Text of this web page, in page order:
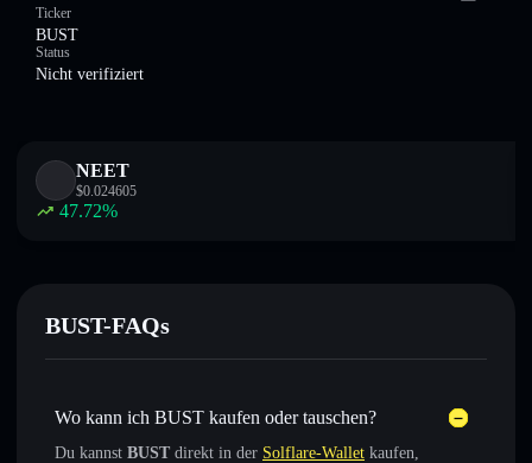
Ticker
BUST
Status
Nicht verifiziert
NEET
$0.024605
47.72%
BUST-FAQs
Wo kann ich BUST kaufen oder tauschen?
Du kannst BUST direkt in der Solflare-Wallet kaufen,